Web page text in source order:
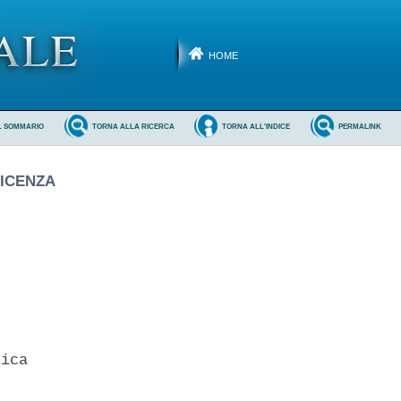
HOME
PERMALINK
TORNA ALL'INDICE
TORNA ALLA RICERCA
SOMMARIO